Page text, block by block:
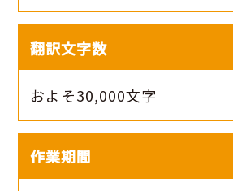
翻訳文字数
およそ30,000文字
作業期間